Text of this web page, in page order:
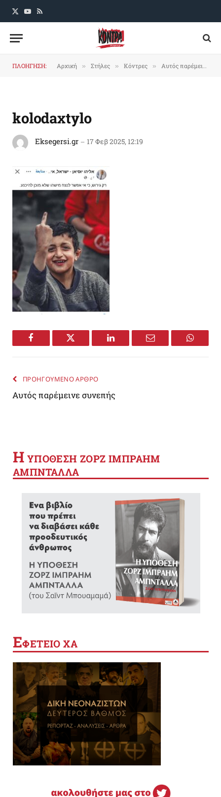
X
YouTube
RSS
ΠΛΟΗΓΗΣΗ: Αρχική » Στήλες » Κόντρες » Aυτός παρέμεινε συνεπής
kolodaxtylo
Eksegersi.gr 17 Φεβ 2025, 12:19
Facebook Twitter LinkedIn Email
ΠΡΟΗΓΟΥΜΕΝΟ ΑΡΘΡΟ
Aυτός παρέμεινε συνεπής
Η YΠΟΘΕΣΗ ΖΟΡΖ ΙΜΠΡΑΗΜ
ΑΜΠΝΤΑΛΛΑ
ΕΦΕΤΕΙΟ ΧΑ